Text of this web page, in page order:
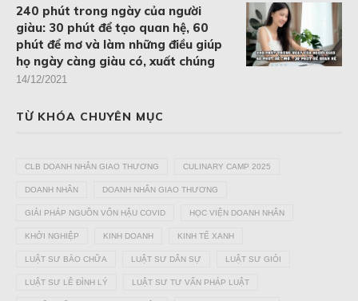
240 phút trong ngày của người
giàu: 30 phút để tạo quan hệ, 60
phút để mơ và làm những điều giúp
họ ngày càng giàu có, xuất chúng
14/12/2021
TỪ KHÓA CHUYÊN MỤC
CLB DOANH NHÂN GIAO THƯƠNG CULINARY CAMP 2025
DOANH NHÂN DOANH NHÂN GIAO THƯƠNG
GIẢI PHÁP NGUỒN VỐN HẬU COVID HỌC VIỆN DOANH NHÂN
KHỞI NGHIỆP KINH DOANH KINH TẾ XANH
LUẬT SƯ BÀO CHỮA LUẬT SƯ DÂN SỰ LUẬT SƯ GIỎI
LUẬT SƯ LÊ ĐÌNH LÝ LUẬT SƯ TƯ VẤN PHÁP LUẬT